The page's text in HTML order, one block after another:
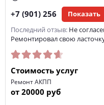
+7 (901) 256 Показать
Последний отзыв: Не
Ремонтировал свою
Стоимость услуг
Ремонт АКПП
от 20000 руб